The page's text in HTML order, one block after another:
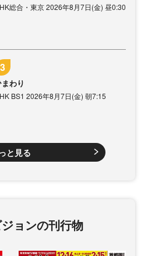
総合・東京 2026年8月7日(金) 昼0:30
わり
BS1 2026年8月7日(金) 朝7:15
と見る
ョンの刊行物